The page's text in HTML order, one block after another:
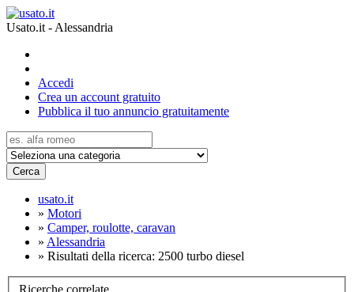
Usato.it - Alessandria
Accedi
Crea un account gratuito
Pubblica il tuo annuncio gratuitamente
Cerca
usato.it
» Motori
» Camper, roulotte, caravan
» Alessandria
» Risultati della ricerca: 2500 turbo diesel
Ricerche correlate